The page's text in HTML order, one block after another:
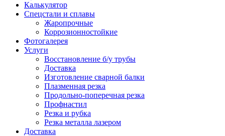
Калькулятор
Спецстали и сплавы
Жаропрочные
Коррозионностойкие
Фотогалерея
Услуги
Восстановление б/у трубы
Доставка
Изготовление сварной балки
Плазменная резка
Продольно-поперечная резка
Профнастил
Резка и рубка
Резка металла лазером
Доставка